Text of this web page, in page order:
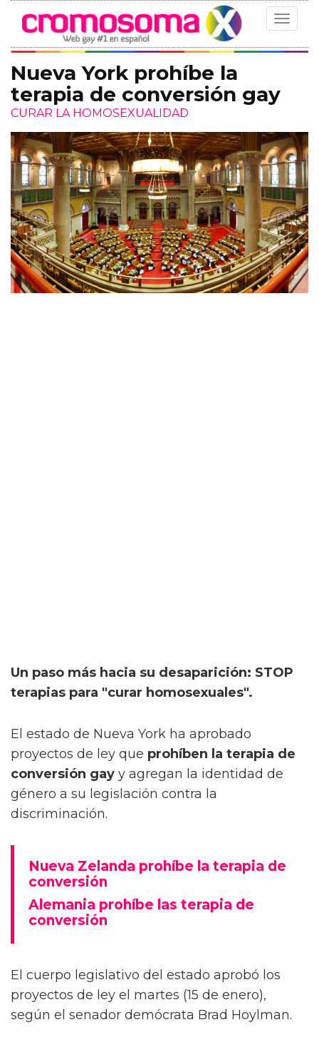
Toggle
Nueva York prohíbe la
terapia de conversión gay
CURAR LA HOMOSEXUALIDAD
Un paso más hacia su desaparición: STOP
terapias para "curar homosexuales".
El estado de Nueva York ha aprobado
proyectos de ley que prohíben la terapia de
conversión gay y agregan la identidad de
género a su legislación contra la
discriminación.
Nueva Zelanda prohíbe la terapia de
conversión
Alemania prohíbe las terapia de
conversión
El cuerpo legislativo del estado aprobó los
proyectos de ley el martes (15 de enero),
según el senador demócrata Brad Hoylman.